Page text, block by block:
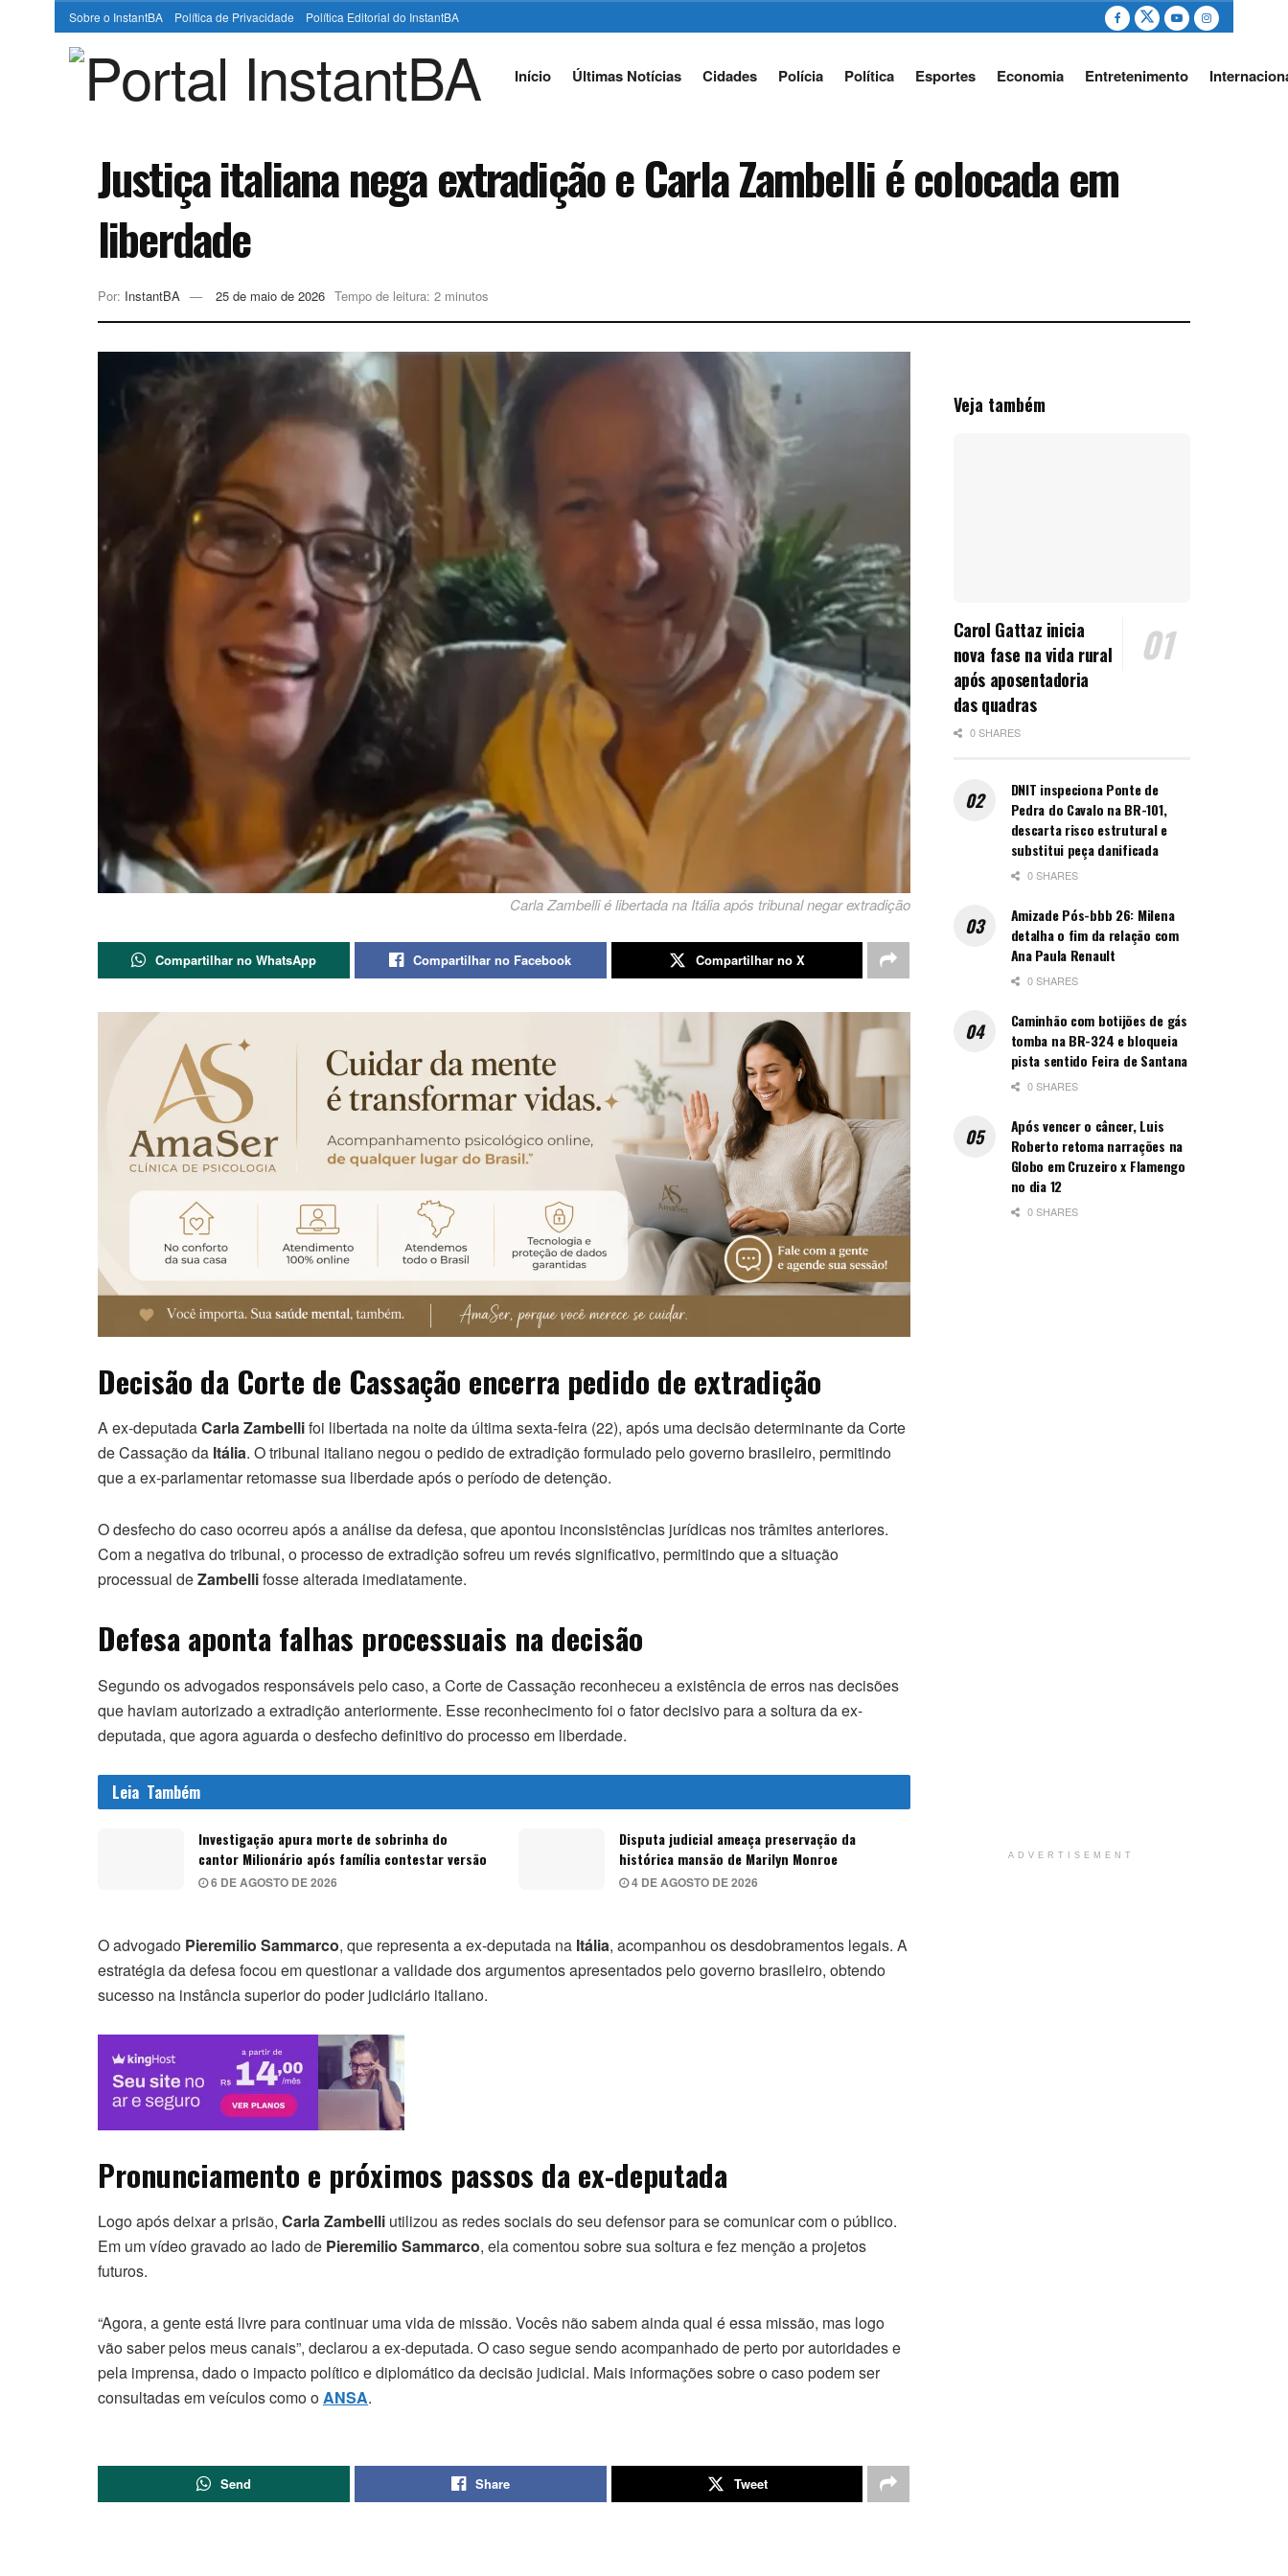
Sobre o InstantBA Política de Privacidade Política Editorial do InstantBA
Início Últimas Notícias Cidades Polícia Política Esportes Economia Entretenimento
Justiça italiana nega extradição e Carla Zambelli é colocada em
liberdade
Por: InstantBA 25 de maio de 2026 Tempo de leitura: 2 minutos
Carla Zambelli é libertada na Itália após tribunal negar extradição
Compartilhar no WhatsApp Compartilhar no Facebook Compartilhar no X
Decisão da Corte de Cassação encerra pedido de extradição
A ex-deputadaCarla Zambellifoi libertada na noite da última sexta-feira (22), após uma decisão determinante da Corte
de Cassação da Itália. O tribunal italiano negou o pedido de extradição formulado pelo governo brasileiro, permitindo
que a ex-parlamentar retomasse sua liberdade após o período de detenção.
O desfecho do caso ocorreu após a análise da defesa, que apontou inconsistências jurídicas nos trâmites anteriores.
Com a negativa do tribunal, o processo de extradição sofreu um revés significativo, permitindo que a situação
processual deZambellifosse alterada imediatamente.
Defesa aponta falhas processuais na decisão
Segundo os advogados responsáveis pelo caso, a Corte de Cassação reconheceu a existência de erros nas decisões
que haviam autorizado a extradição anteriormente. Esse reconhecimento foi o fator decisivo para a soltura da ex-
deputada, que agora aguarda o desfecho definitivo do processo em liberdade.
Leia Também
Investigação apura morte de sobrinha do
cantor Milionário após família contestar versão
6 DE AGOSTO DE 2026
Disputa judicial ameaça preservação da
histórica mansão de Marilyn Monroe
4 DE AGOSTO DE 2026
O advogado Pieremilio Sammarco, que representa a ex-deputada na Itália, acompanhou os desdobramentos legais. A
estratégia da defesa focou em questionar a validade dos argumentos apresentados pelo governo brasileiro, obtendo
sucesso na instância superior do poder judiciário italiano.
Pronunciamento e próximos passos da ex-deputada
Logo após deixar a prisão, Carla Zambelli utilizou as redes sociais do seu defensor para se comunicar com o público.
Em um vídeo gravado ao lado de Pieremilio Sammarco, ela comentou sobre sua soltura e fez menção a projetos
futuros.
“Agora, a gente está livre para continuar uma vida de missão. Vocês não sabem ainda qual é essa missão, mas logo
vão saber pelos meus canais”, declarou a ex-deputada. O caso segue sendo acompanhado de perto por autoridades e
pela imprensa, dado o impacto político e diplomático da decisão judicial. Mais informações sobre o caso podem ser
consultadas em veículos como oANSA.
Send Share Tweet
Veja também
Carol Gattaz inicia
nova fase na vida rural
após aposentadoria
das quadras
0 SHARES
DNIT inspeciona Ponte de
Pedra do Cavalo na BR-101,
descarta risco estrutural e
substitui peça danificada
0 SHARES
Amizade Pós-bbb 26: Milena
detalha o fim da relação com
Ana Paula Renault
0 SHARES
Caminhão com botijões de gás
tomba na BR-324 e bloqueia
pista sentido Feira de Santana
0 SHARES
Após vencer o câncer, Luis
Roberto retoma narrações na
Globo em Cruzeiro x Flamengo
no dia 12
0 SHARES
ADVERTISEMENT